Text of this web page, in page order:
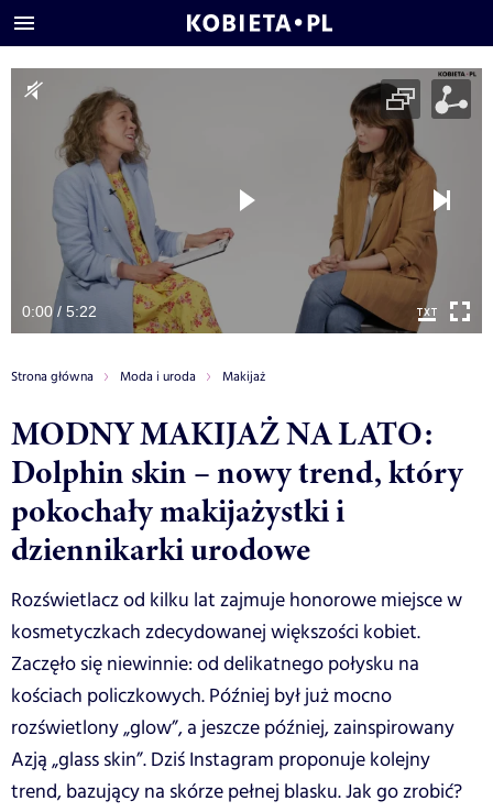
0:00 / 5:22
Strona główna Moda i uroda Makijaż
MODNY MAKIJAŻ NA LATO:
Dolphin skin – nowy trend, który
pokochały makijażystki i
dziennikarki urodowe
Rozświetlacz od kilku lat zajmuje honorowe miejsce w
kosmetyczkach zdecydowanej większości kobiet.
Zaczęło się niewinnie: od delikatnego połysku na
kościach policzkowych. Później był już mocno
rozświetlony „glow”, a jeszcze później, zainspirowany
Azją „glass skin”. Dziś Instagram proponuje kolejny
trend, bazujący na skórze pełnej blasku. Jak go zrobić?